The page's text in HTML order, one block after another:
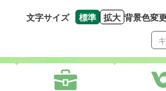
文字サイズ 標準
文字の大きさをもと
拡大
文字を大きくす
背景色変